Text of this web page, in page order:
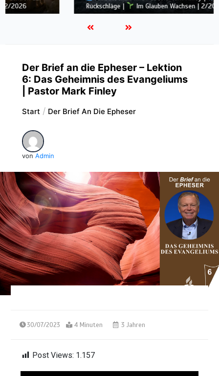
|
Im Glauben Wachsen | 2/2026
Reue und
Der Brief an die Epheser – Lektion
6: Das Geheimnis des Evangeliums
| Pastor Mark Finley
Start Der Brief An Die Epheser
von Admin
30/07/2023 4 Minuten 3 Jahren
Post Views: 1.157